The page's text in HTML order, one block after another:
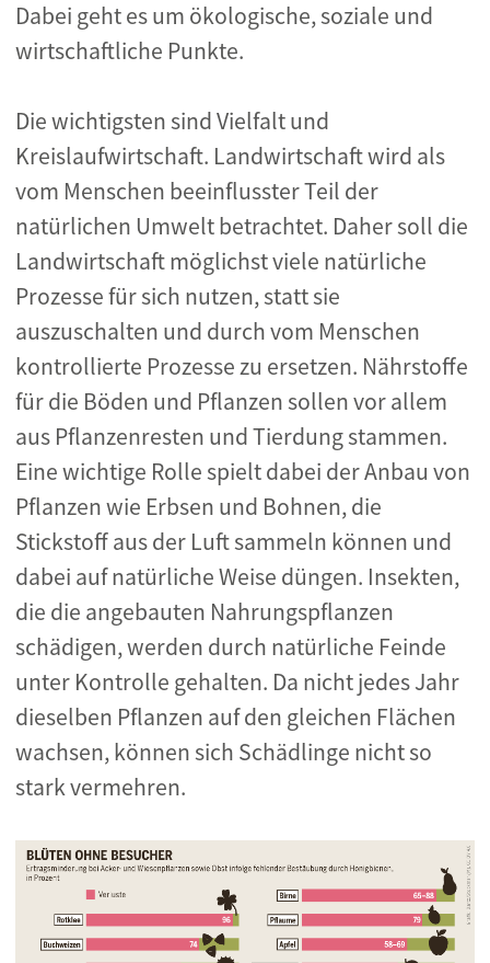
Dabei geht es um ökologische, soziale und
wirtschaftliche Punkte.
Die wichtigsten sind Vielfalt und
Kreislaufwirtschaft. Landwirtschaft wird als
vom Menschen beeinflusster Teil der
natürlichen Umwelt betrachtet. Daher soll die
Landwirtschaft möglichst viele natürliche
Prozesse für sich nutzen, statt sie
auszuschalten und durch vom Menschen
kontrollierte Prozesse zu ersetzen. Nährstoffe
für die Böden und Pflanzen sollen vor allem
aus Pflanzenresten und Tierdung stammen.
Eine wichtige Rolle spielt dabei der Anbau von
Pflanzen wie Erbsen und Bohnen, die
Stickstoff aus der Luft sammeln können und
dabei auf natürliche Weise düngen. Insekten,
die die angebauten Nahrungspflanzen
schädigen, werden durch natürliche Feinde
unter Kontrolle gehalten. Da nicht jedes Jahr
dieselben Pflanzen auf den gleichen Flächen
wachsen, können sich Schädlinge nicht so
stark vermehren.